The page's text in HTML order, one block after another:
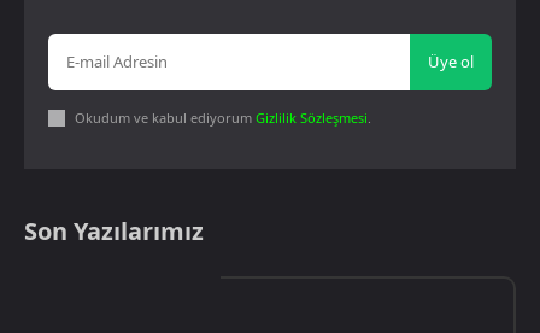
Üye ol
Okudum ve kabul ediyorum Gizlilik Sözleşmesi.
Son Yazılarımız